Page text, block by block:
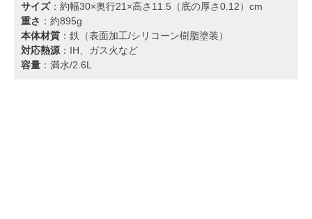
サイズ：約幅30×奥行21×高さ11.5（底の厚さ0.12）cm
重さ ：約895g
本体材質 ：鉄（表面加工/シリコーン樹脂塗装）
対応熱源 ：IH、ガス火など
容量 ：満水/2.6L